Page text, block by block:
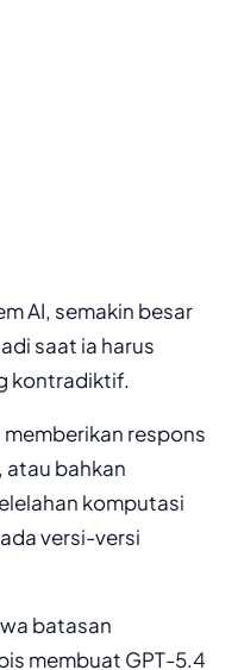
AI, semakin besar
saat ia harus
kontradiktif.
respons
atau bahkan
komputasi
versi-versi
batasan
membuat GPT-5.4